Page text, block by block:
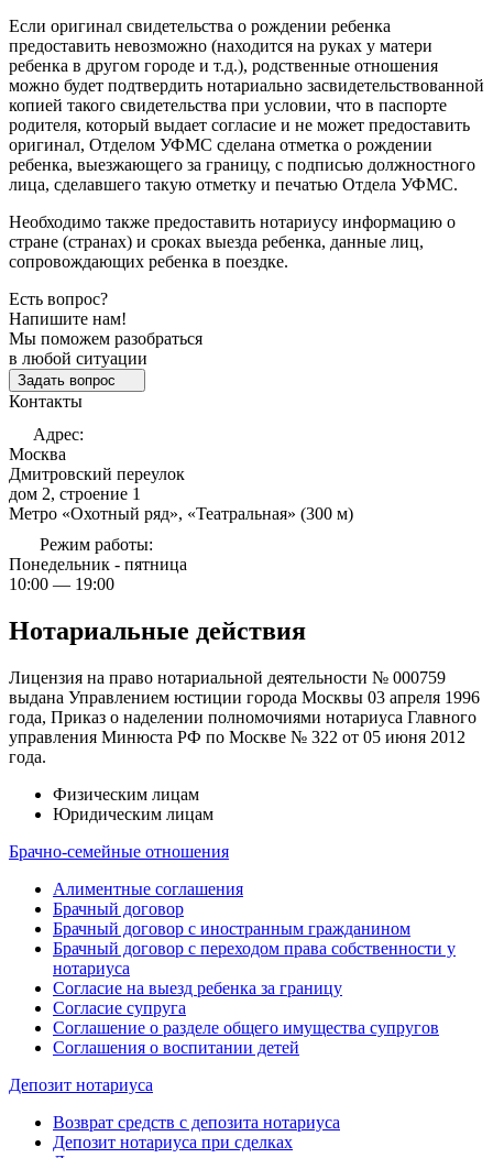
Если оригинал свидетельства о рождении ребенка
предоставить невозможно (находится на руках у матери
ребенка в другом городе и т.д.), родственные отношения
можно будет подтвердить нотариально засвидетельствованной
копией такого свидетельства при условии, что в паспорте
родителя, который выдает согласие и не может предоставить
оригинал, Отделом УФМС сделана отметка о рождении
ребенка, выезжающего за границу, с подписью должностного
лица, сделавшего такую отметку и печатью Отдела УФМС.
Необходимо также предоставить нотариусу информацию о
стране (странах) и сроках выезда ребенка, данные лиц,
сопровождающих ребенка в поездке.
Есть вопрос?
Напишите нам!
Мы поможем разобраться
в любой ситуации
Задать вопрос
Контакты
Адрес:
Москва
Дмитровский переулок
дом 2, строение 1
Метро «Охотный ряд», «Театральная» (300 м)
Режим работы:
Понедельник - пятница
10:00 — 19:00
Нотариальные действия
Лицензия на право нотариальной деятельности № 000759
выдана Управлением юстиции города Москвы 03 апреля 1996
года, Приказ о наделении полномочиями нотариуса Главного
управления Минюста РФ по Москве № 322 от 05 июня 2012
года.
Физическим лицам
Юридическим лицам
Брачно-семейные отношения
Алиментные соглашения
Брачный договор
Брачный договор с иностранным гражданином
Брачный договор с переходом права собственности у
нотариуса
Согласие на выезд ребенка за границу
Согласие супруга
Соглашение о разделе общего имущества супругов
Соглашения о воспитании детей
Депозит нотариуса
Возврат средств с депозита нотариуса
Депозит нотариуса при сделках